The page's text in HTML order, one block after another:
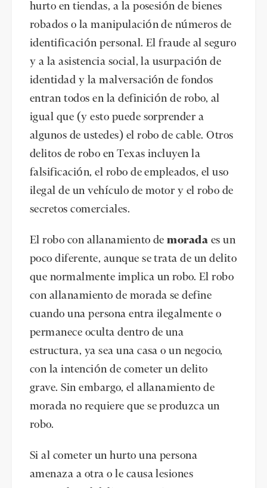
hurto en tiendas, a la posesión de bienes
robados o la manipulación de números de
identificación personal. El fraude al seguro
y a la asistencia social, la usurpación de
identidad y la malversación de fondos
entran todos en la definición de robo, al
igual que (y esto puede sorprender a
algunos de ustedes) el robo de cable. Otros
delitos de robo en Texas incluyen la
falsificación, el robo de empleados, el uso
ilegal de un vehículo de motor y el robo de
secretos comerciales.
El robo con allanamiento demorada es un
poco diferente, aunque se trata de un delito
que normalmente implica un robo. El robo
con allanamiento de morada se define
cuando una persona entra ilegalmente o
permanece oculta dentro de una
estructura, ya sea una casa o un negocio,
con la intención de cometer un delito
grave. Sin embargo, el allanamiento de
morada no requiere que se produzca un
robo.
Si al cometer un hurto una persona
amenaza a otra o le causa lesiones